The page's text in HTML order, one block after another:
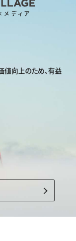
ディア
値向上のため、有益